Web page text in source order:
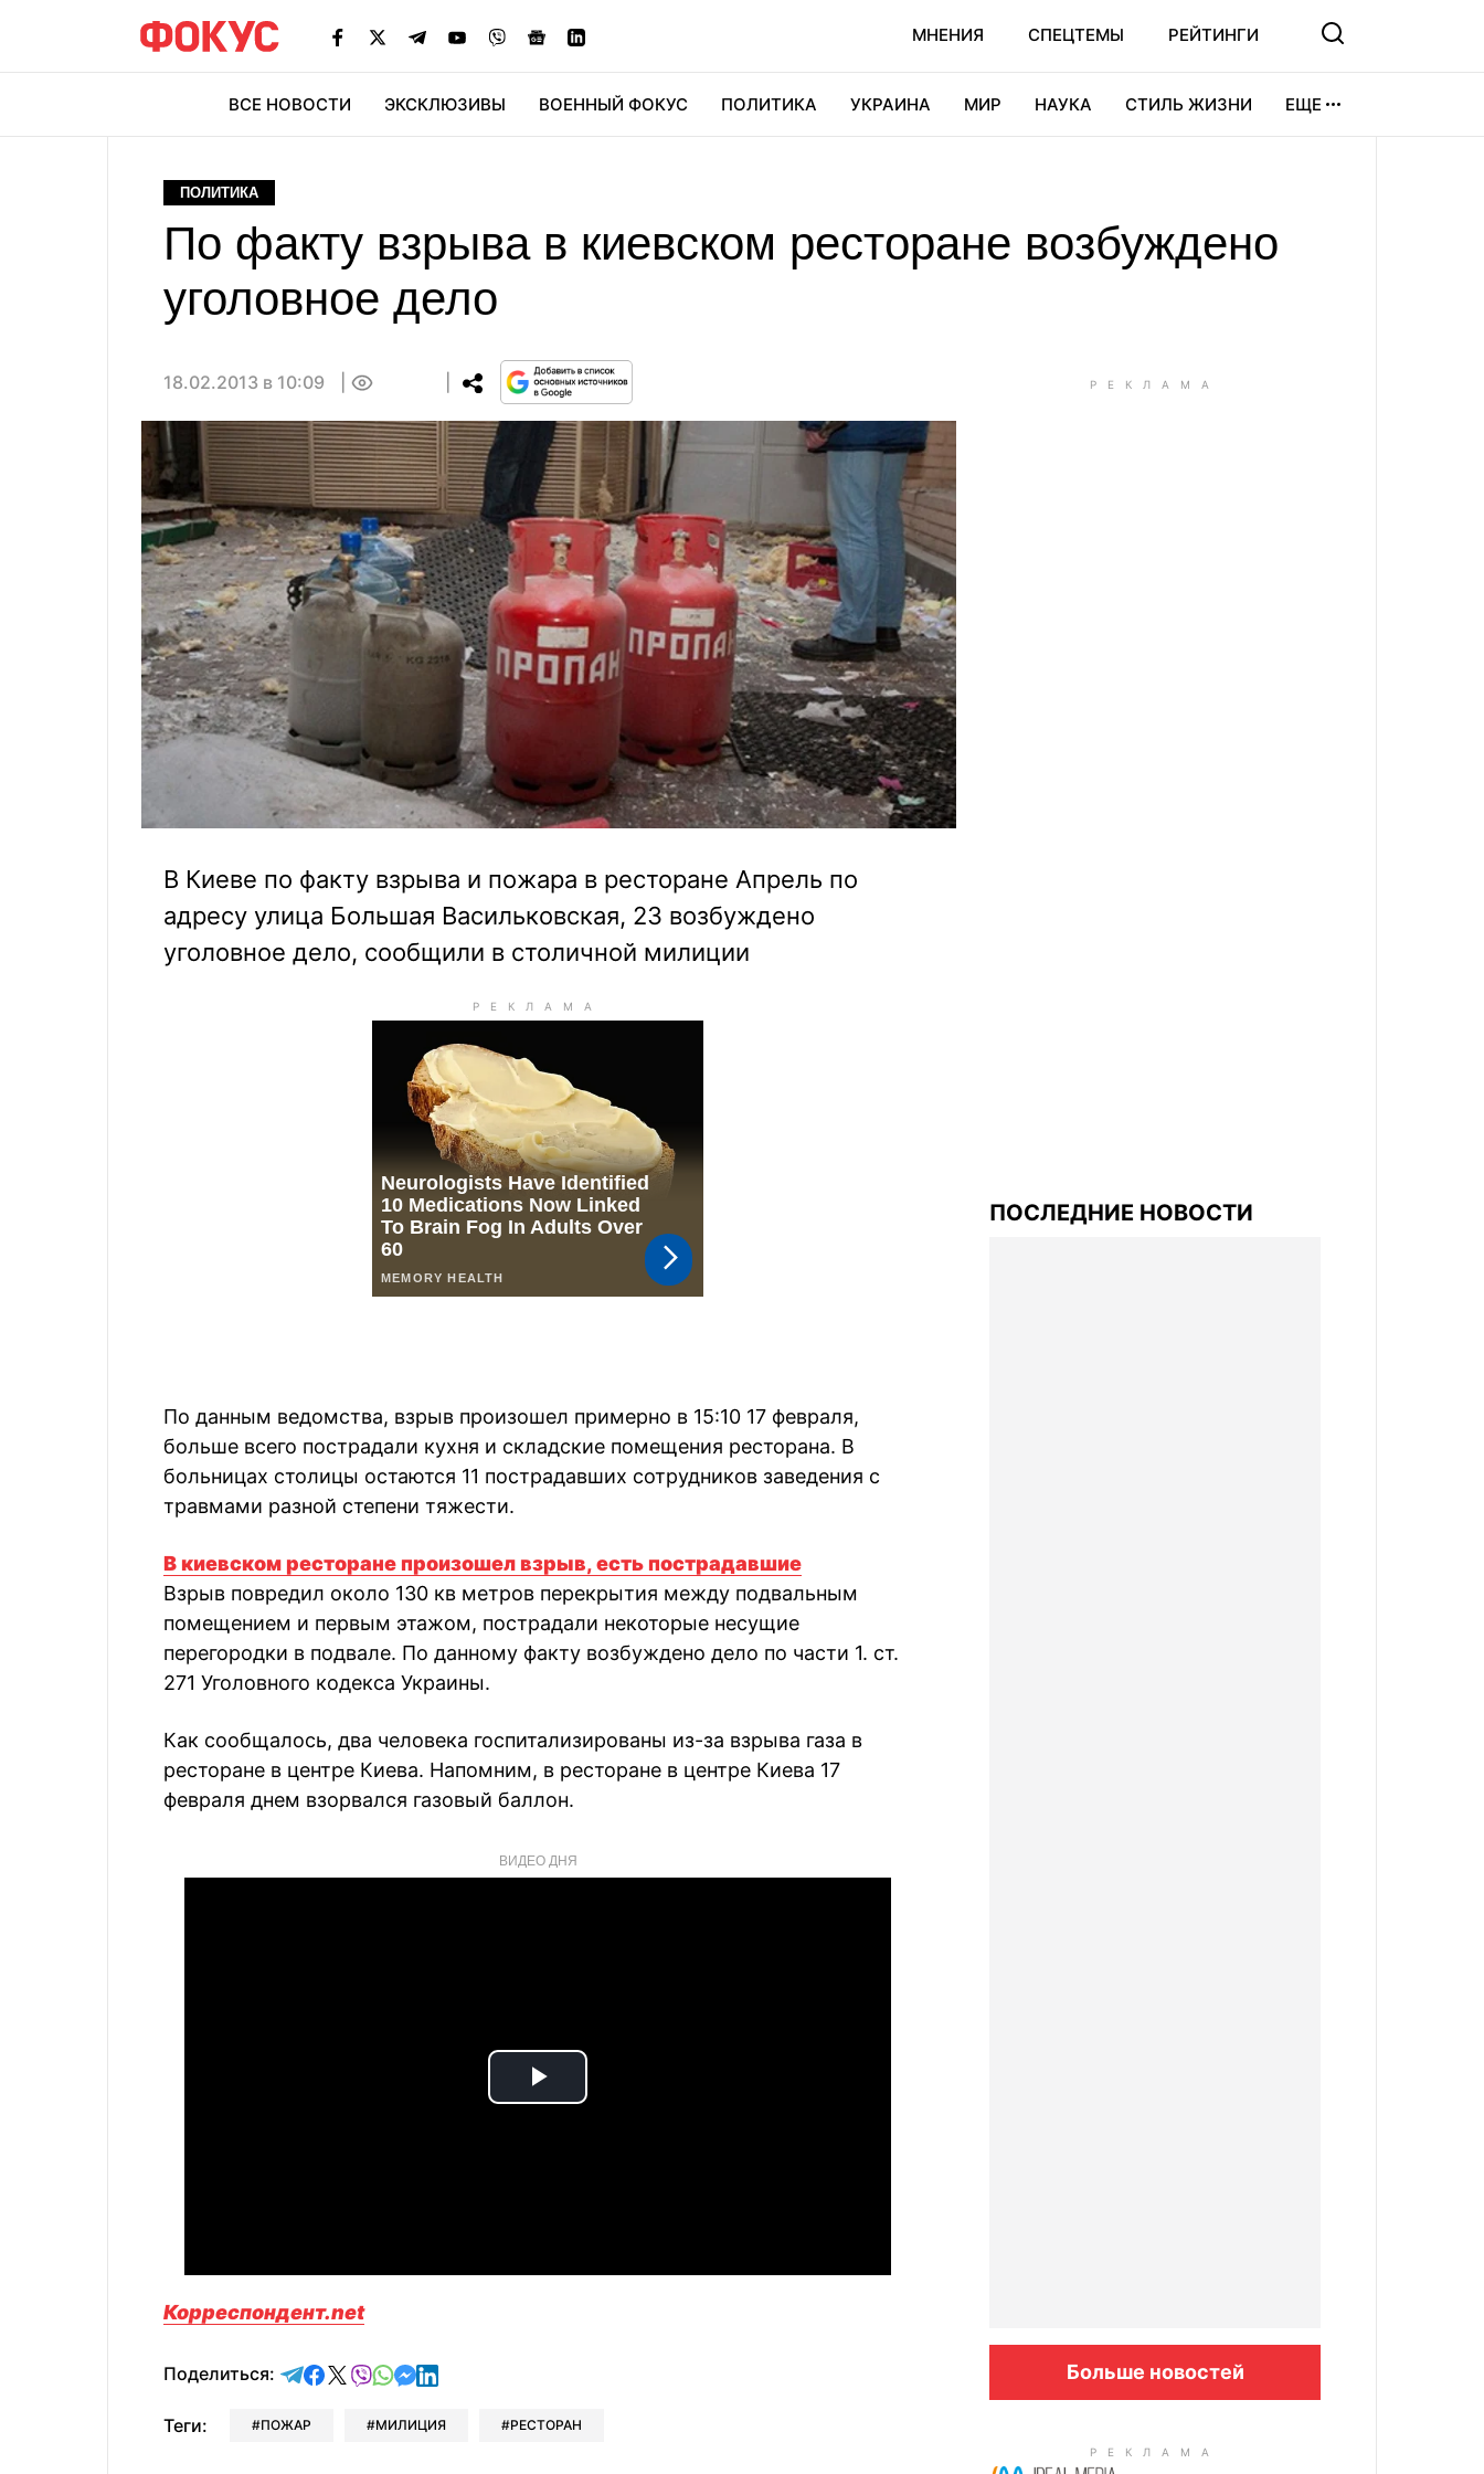
МНЕНИЯ СПЕЦТЕМЫ РЕЙТИНГИ
ВСЕ НОВОСТИ ЭКСКЛЮЗИВЫ ВОЕННЫЙ ФОКУС ПОЛИТИКА УКРАИНА МИР НАУКА СТИЛЬ ЖИЗНИ ЕЩЕ
ПОЛИТИКА
По факту взрыва в киевском ресторане возбуждено
уголовное дело
18.02.2013 в 10:09
В Киеве по факту взрыва и пожара в ресторане Апрель по
адресу улица Большая Васильковская, 23 возбуждено
уголовное дело, сообщили в столичной милиции
По данным ведомства, взрыв произошел примерно в 15:10 17 февраля,
больше всего пострадали кухня и складские помещения ресторана. В
больницах столицы остаются 11 пострадавших сотрудников заведения с
травмами разной степени тяжести.
В киевском ресторане произошел взрыв, есть пострадавшие
Взрыв повредил около 130 кв метров перекрытия между подвальным
помещением и первым этажом, пострадали некоторые несущие
перегородки в подвале. По данному факту возбуждено дело по части 1. ст.
271 Уголовного кодекса Украины.
Как сообщалось, два человека госпитализированы из-за взрыва газа в
ресторане в центре Киева. Напомним, в ресторане в центре Киева 17
февраля днем взорвался газовый баллон.
ВИДЕО ДНЯ
Play
Корреспондент.net
Поделиться: отправить в Telegram
поделиться в Facebook
поделиться в X
отправить в Viber
отправить в Whatsapp
отправить в Messenger
отправить в LinkedIn
Теги: ПОЖАР МИЛИЦИЯ РЕСТОРАН
ПОСЛЕДНИЕ НОВОСТИ
Больше новостей